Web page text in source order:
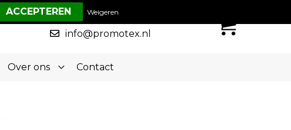
050-5773636
info@promotex.nl
Over ons Contact
Weigeren